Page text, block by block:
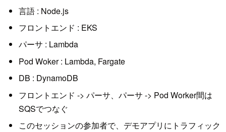
言語 : Node.js
フロントエンド : EKS
パーサ : Lambda
Pod Woker : Lambda, Fargate
DB : DynamoDB
フロントエンド -> パーサ、パーサ -> Pod Worker間は
SQSでつなぐ
このセッションの参加者で、デモアプリにトラフィック